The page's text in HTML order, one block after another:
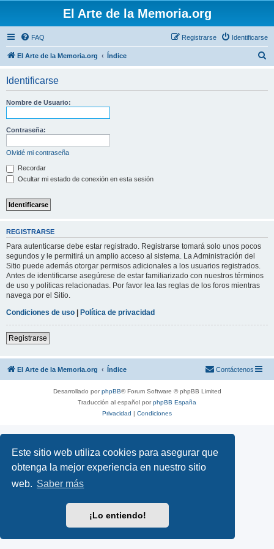
Este sitio web utiliza cookies para asegurar que
obtenga la mejor experiencia en nuestro sitio
web. Saber más
¡Lo entiendo!
El Arte de la Memoria.org
FAQ Identificarse
Registrarse
El Arte de la Memoria.org Índice
Identificarse
Nombre de Usuario:
Contraseña:
Olvidé mi contraseña
Recordar
Ocultar mi estado de conexión en esta sesión
REGISTRARSE
Para autenticarse debe estar registrado. Registrarse tomará solo unos pocos
segundos y le permitirá un amplio acceso al sistema. La Administración del
Sitio puede además otorgar permisos adicionales a los usuarios registrados.
Antes de identificarse asegúrese de estar familiarizado con nuestros términos
de uso y políticas relacionadas. Por favor lea las reglas de los foros mientras
navega por el Sitio.
Condiciones de uso | Política de privacidad
Registrarse
El Arte de la Memoria.org Índice Contáctenos
Desarrollado porphpBB® Forum Software © phpBB Limited
Traducción al español porphpBB España
Privacidad | Condiciones